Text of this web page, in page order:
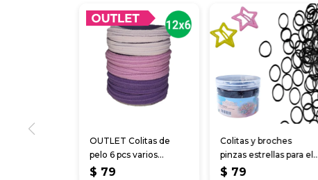
OUTLET Colitas de
pelo 6 pcs varios
colores
$ 79
Colitas y broches
pinzas estrellas para el
cabello
$ 79